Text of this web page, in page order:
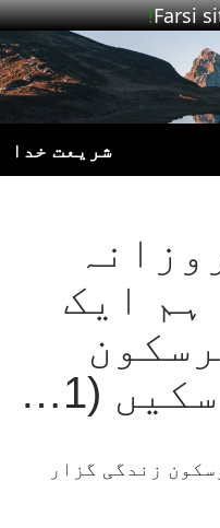
Farsi
شریعت خدا
ہم ایک
(1…
زندگی گزار